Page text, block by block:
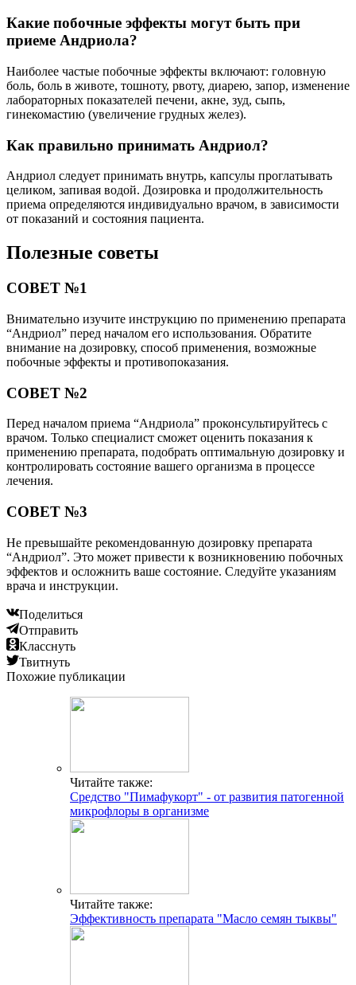
Какие побочные эффекты могут быть при
приеме Андриола?
Наиболее частые побочные эффекты включают: головную
боль, боль в животе, тошноту, рвоту, диарею, запор, изменение
лабораторных показателей печени, акне, зуд, сыпь,
гинекомастию (увеличение грудных желез).
Как правильно принимать Андриол?
Андриол следует принимать внутрь, капсулы проглатывать
целиком, запивая водой. Дозировка и продолжительность
приема определяются индивидуально врачом, в зависимости
от показаний и состояния пациента.
Полезные советы
СОВЕТ №1
Внимательно изучите инструкцию по применению препарата
“Андриол” перед началом его использования. Обратите
внимание на дозировку, способ применения, возможные
побочные эффекты и противопоказания.
СОВЕТ №2
Перед началом приема “Андриола” проконсультируйтесь с
врачом. Только специалист сможет оценить показания к
применению препарата, подобрать оптимальную дозировку и
контролировать состояние вашего организма в процессе
лечения.
СОВЕТ №3
Не превышайте рекомендованную дозировку препарата
“Андриол”. Это может привести к возникновению побочных
эффектов и осложнить ваше состояние. Следуйте указаниям
врача и инструкции.
Поделиться
Отправить
Класснуть
Твитнуть
Похожие публикации
Читайте также:
Средство "Пимафукорт" - от развития патогенной
микрофлоры в организме
Читайте также:
Эффективность препарата "Масло семян тыквы"